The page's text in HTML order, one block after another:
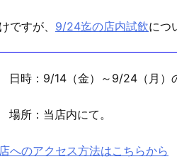
ですが、 9/24迄の店内試飲につ
時：9/14（金）～9/24（月）
所：当店内にて。
へのアクセス方法はこちらから